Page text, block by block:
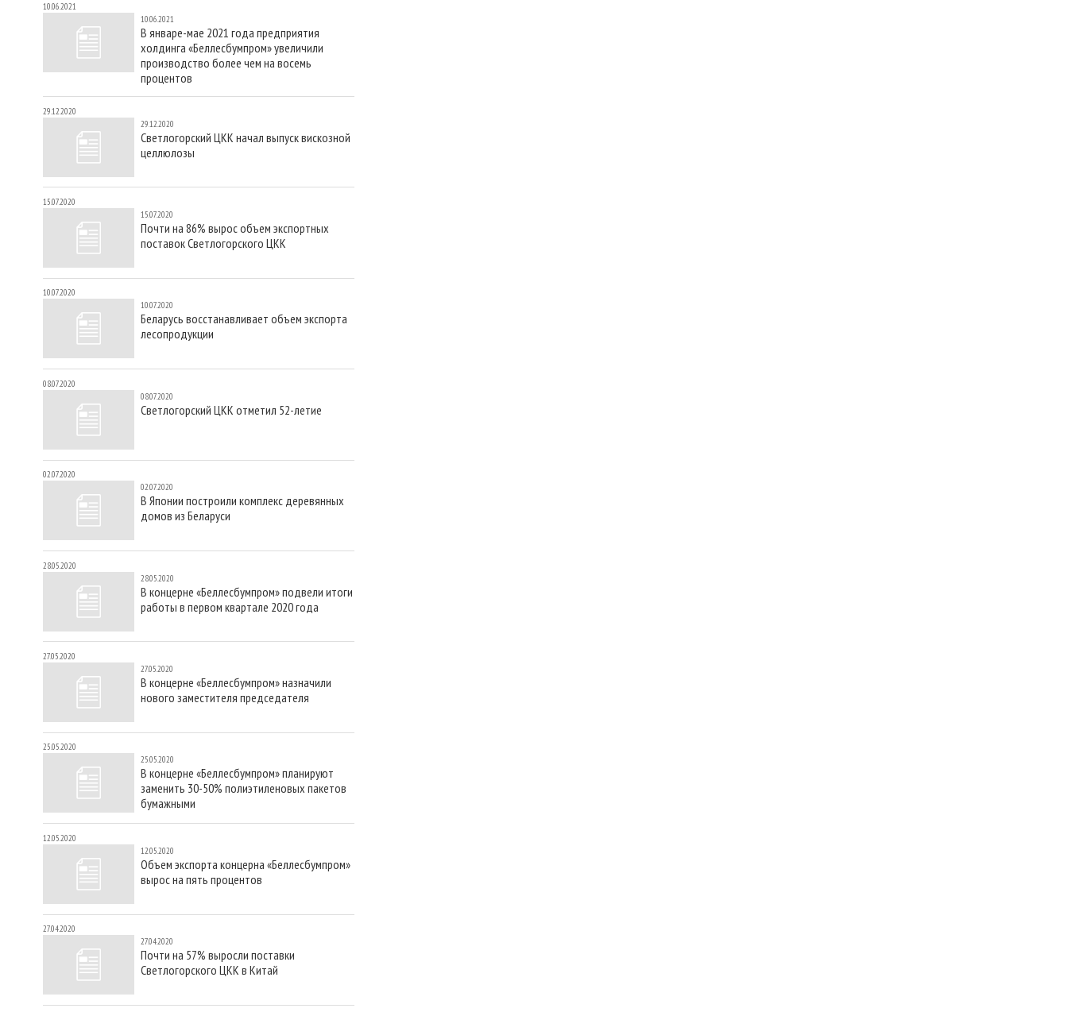
10.06.2021
10.06.2021
В январе-мае 2021 года предприятия
холдинга «Беллесбумпром» увеличили
производство более чем на восемь
процентов
29.12.2020
29.12.2020
Светлогорский ЦКК начал выпуск вискозной
целлюлозы
15.07.2020
15.07.2020
Почти на 86% вырос объем экспортных
поставок Светлогорского ЦКК
10.07.2020
10.07.2020
Беларусь восстанавливает объем экспорта
лесопродукции
08.07.2020
08.07.2020
Светлогорский ЦКК отметил 52-летие
02.07.2020
02.07.2020
В Японии построили комплекс деревянных
домов из Беларуси
28.05.2020
28.05.2020
В концерне «Беллесбумпром» подвели итоги
работы в первом квартале 2020 года
27.05.2020
27.05.2020
В концерне «Беллесбумпром» назначили
нового заместителя председателя
25.05.2020
25.05.2020
В концерне «Беллесбумпром» планируют
заменить 30-50% полиэтиленовых пакетов
бумажными
12.05.2020
12.05.2020
Объем экспорта концерна «Беллесбумпром»
вырос на пять процентов
27.04.2020
27.04.2020
Почти на 57% выросли поставки
Светлогорского ЦКК в Китай